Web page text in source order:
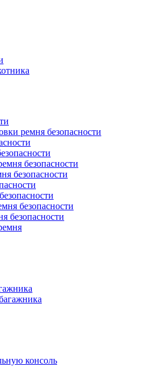
ремня безопасности
безопасности
безопасности
безопасности
безопасности
консоль